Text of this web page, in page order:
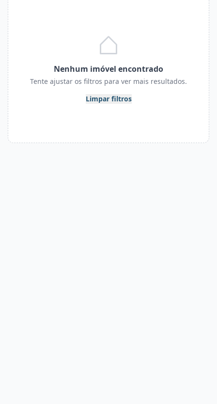
Nenhum imóvel encontrado
Tente ajustar os filtros para ver mais resultados.
Limpar filtros